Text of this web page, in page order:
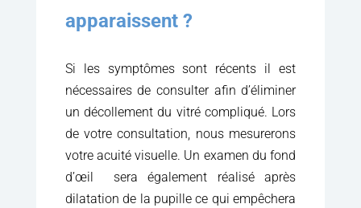
apparaissent ?
Si les symptômes sont récents il est
nécessaires de consulter afin d’éliminer
un décollement du vitré compliqué. Lors
de votre consultation, nous mesurerons
votre acuité visuelle. Un examen du fond
d’œil sera également réalisé après
dilatation de la pupille ce qui empêchera